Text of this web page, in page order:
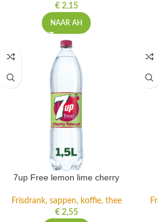
€2,15
NAAR AH
7up Free lemon lime cherry
Frisdrank, sappen, koffie, thee
€2,55